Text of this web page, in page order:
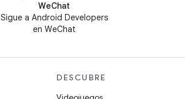
WeChat
Sigue a Android Developers
en WeChat
DESCUBRE